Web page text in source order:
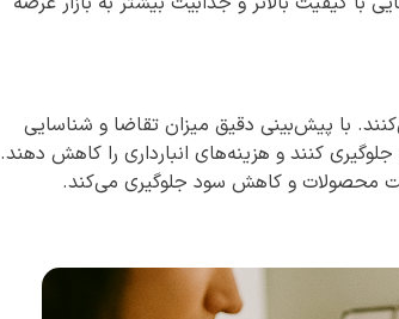
با پیش‌بینی دقیق میزان تقاضا و شناسایی
کنند و هزینه‌های انبارداری را کاهش دهند.
محصولات و کاهش سود جلوگیری می‌کند.